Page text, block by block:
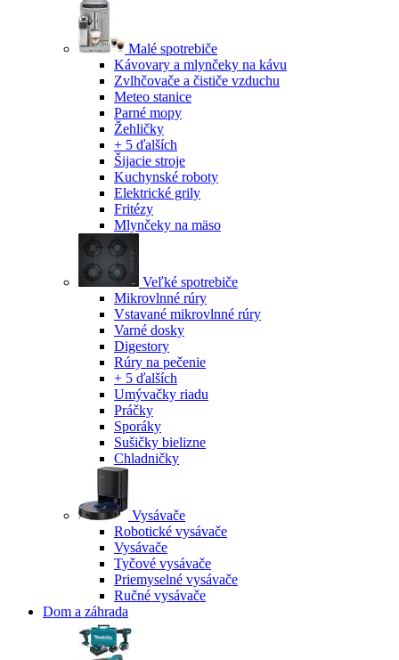
Malé spotrebiče
Kávovary a mlynčeky na kávu
Zvlhčovače a čističe vzduchu
Meteo stanice
Parné mopy
Žehličky
+ 5 ďalších
Šijacie stroje
Kuchynské roboty
Elektrické grily
Fritézy
Mlynčeky na mäso
Veľké spotrebiče
Mikrovlnné rúry
Vstavané mikrovlnné rúry
Varné dosky
Digestory
Rúry na pečenie
+ 5 ďalších
Umývačky riadu
Práčky
Sporáky
Sušičky bielizne
Chladničky
Vysávače
Robotické vysávače
Vysávače
Tyčové vysávače
Priemyselné vysávače
Ručné vysávače
Dom a záhrada